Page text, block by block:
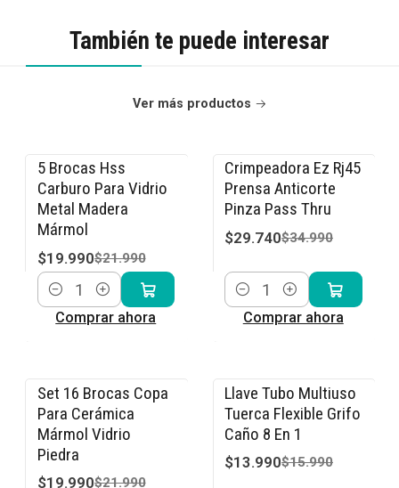
También te puede interesar
Ver más productos
-9% OFF
5 Brocas Hss
Carburo Para Vidrio
Metal Madera
Mármol
$19.990$21.990
Cantidad
Comprar ahora
-15% OFF
Crimpeadora Ez Rj45
Prensa Anticorte
Pinza Pass Thru
$29.740$34.990
Cantidad
Comprar ahora
-9% OFF
Set 16 Brocas Copa
Para Cerámica
Mármol Vidrio
Piedra
$19.990$21.990
-13% OFF
Llave Tubo Multiuso
Tuerca Flexible Grifo
Caño 8 En 1
$13.990$15.990